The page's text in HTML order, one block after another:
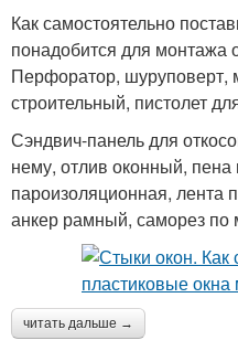
Как самостоятельно
понадобится для монтажа
Перфоратор, шуруповерт,
строительный, пистолет
Сэндвич-панель для
нему, отлив оконный,
пароизоляционная,
анкер рамный, саморез по
читать дальше →